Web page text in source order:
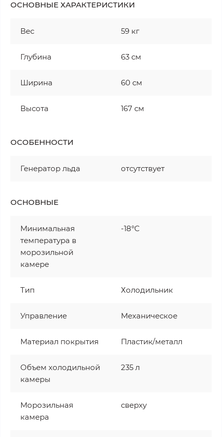
ОСНОВНЫЕ ХАРАКТЕРИСТИКИ
Вес 59 кг
Глубина 63 см
Ширина 60 см
Высота 167 см
ОСОБЕННОСТИ
Генератор льда отсутствует
ОСНОВНЫЕ
Минимальная
температура в
морозильной
камере
-18°C
Тип Холодильник
Управление Механическое
Материал покрытия Пластик/металл
Объем холодильной
камеры
235 л
Морозильная
камера
сверху